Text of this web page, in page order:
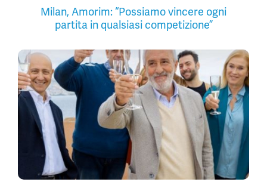
Milan, Amorim: “Possiamo vincere ogni
partita in qualsiasi competizione”